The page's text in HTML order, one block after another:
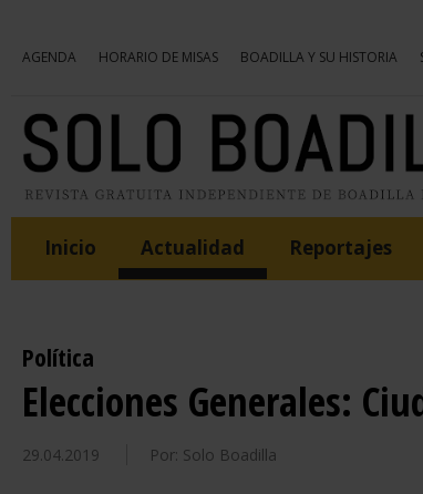
AGENDA HORARIO DE MISAS BOADILLA Y SU HISTORIA
Inicio Actualidad Reportajes
Política
Elecciones Generales:
29.04.2019 Por: Solo Boadilla